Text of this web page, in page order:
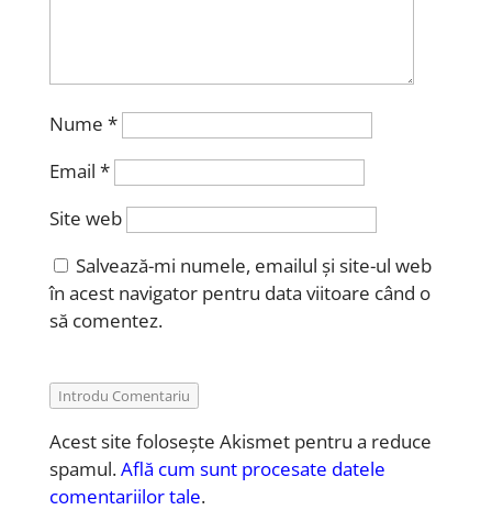
Nume *
Email *
Site web
Salvează-mi numele, emailul și site-ul web
în acest navigator pentru data viitoare când o
să comentez.
Introdu Comentariu
Acest site folosește Akismet pentru a reduce
spamul.Află cum sunt procesate datele
comentariilor tale.